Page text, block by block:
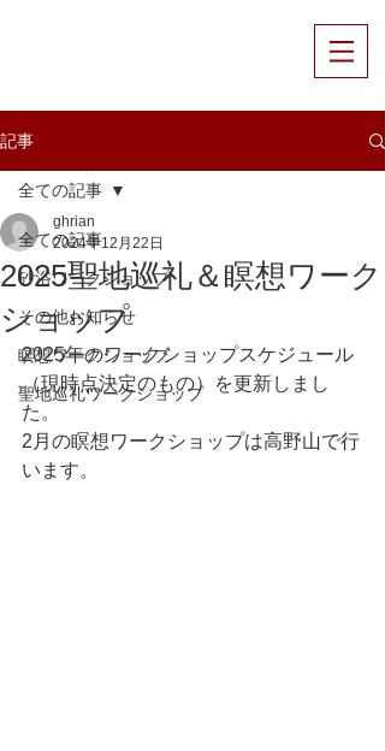
記事
全ての記事
砂浴ワークショップ
その他お知らせ
瞑想ワークショップ
聖地巡礼ワークショップ
全ての記事
2025聖地巡礼＆瞑想ワーク
ショップ
ghrian
2024年12月22日
2025年のワークショップスケジュール
（現時点決定のもの）を更新しまし
た。
2月の瞑想ワークショップは高野山で行
います。